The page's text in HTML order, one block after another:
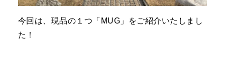
今回は、現品の１つ「 MUG 」をご紹介いたしまし
た！